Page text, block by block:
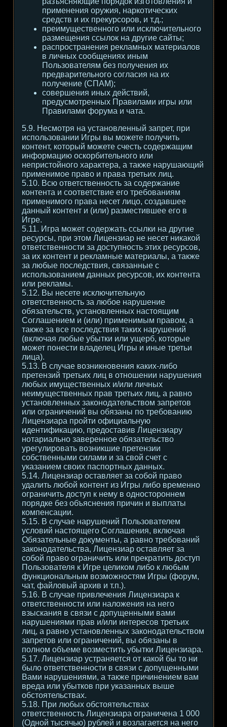
применения оружия, наркотических
средств и их прекурсоров, и т.д.;
преимущественного или исключительного
размещения ссылок на другие сайты;
распространения рекламных материалов
в личных сообщениях иным
Пользователям без получения их
предварительного согласия на их
получение (СПАМ);
совершения иных действий,
предусмотренных Правилами игры или
Правилами форума и чата.
5.9. Несмотря на установленный запрет, при
использовании Игры вы можете получить
контент, который можете счесть содержащим
информацию оскорбительного или
непристойного характера, а также нарушающий
применимое право и права третьих лиц.
5.10. Всю ответственность за содержание
контента и соответствие его требованиям
применимого права несет лицо, создавшее
данный контент и (или) разместившее его в
Игре.
5.11. Игра может содержать ссылки на другие
ресурсы, при этом Лицензиар не несет никакой
ответственности за доступность этих ресурсов,
за их контент и рекламные материалы, а также
за любые последствия, связанные с
использованием данных ресурсов, их контента
или рекламы.
5.12. Вы несете исключительную
ответственность за любое нарушение
обязательств, установленных настоящим
Соглашением и (или) применимым правом, а
также за все последствия таких нарушений
(включая любые убытки или ущерб, которые
может понести владелец Игры и иные третьи
лица).
5.13. В случае возникновения каких-либо
претензий третьих лиц в отношении нарушения
любых имущественных и/или личных
неимущественных прав третьих лиц, а равно
установленных законодательством запретов
или ограничений вы обязаны по требованию
Лицензиара пройти официальную
идентификацию, предоставив Лицензиару
нотариально заверенное обязательство
урегулировать возникшие претензии
собственными силами и за свой счет с
указанием своих паспортных данных.
5.14. Лицензиар оставляет за собой право
удалить любой контент из Игры либо временно
ограничить доступ к нему в одностороннем
порядке без объяснения причин и выплаты
компенсации.
5.15. В случае нарушений Пользователем
условий настоящего Соглашения, включая
Обязательные документы, а равно требований
законодательства, Лицензиар оставляет за
собой право ограничить или прекратить доступ
Пользователя к Игре целиком либо к любым
функциональным возможностям Игры (форум,
чат, файловый архив и т.п.).
5.16. В случае привлечения Лицензиара к
ответственности или наложения на него
взыскания в связи с допущенными вами
нарушениями прав и/или интересов третьих
лиц, а равно установленных законодательством
запретов или ограничений, вы обязаны в
полном объеме возместить убытки Лицензиара.
5.17. Лицензиар устраняется от какой бы то ни
было ответственности в связи с допущенными
Вами нарушениями, а также причинением вам
вреда или убытков при указанных выше
обстоятельствах.
5.18. При любых обстоятельствах
ответственность Лицензиара ограничена 1 000
(Одной тысячью) рублей и возлагается на него